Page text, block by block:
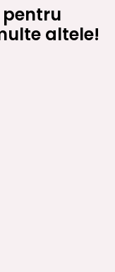
pentru
altele!